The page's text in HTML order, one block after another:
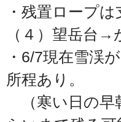
・残置ロープ
（４）望岳台→
・6/7現在雪渓
所程あり。
（寒い日の早